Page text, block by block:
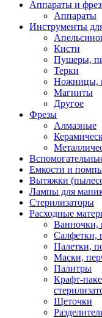
Аппараты и
Аппараты
Инструменты
Кисти
Пушеры,
Терки
Ножницы,
Магниты
Другое
Фрезы
Алмазные
Емкости и
Вытяжки
Лампы для
Стерилизаторы
Расходные
Ванночки,
Салфетки,
Палетки,
Маски,
Палитры
Крафт-
Щеточки